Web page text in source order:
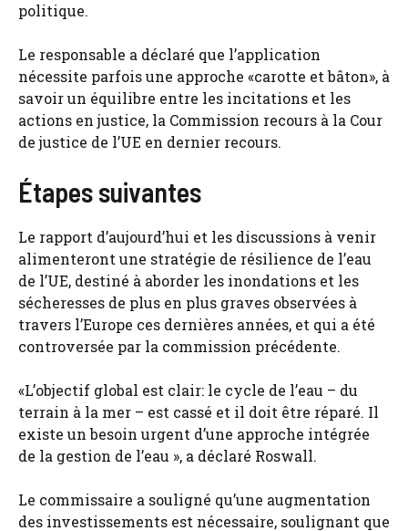
politique.
Le responsable a déclaré que l’application
nécessite parfois une approche «carotte et bâton», à
savoir un équilibre entre les incitations et les
actions en justice, la Commission recours à la Cour
de justice de l’UE en dernier recours.
Étapes suivantes
Le rapport d’aujourd’hui et les discussions à venir
alimenteront une stratégie de résilience de l’eau
de l’UE, destiné à aborder les inondations et les
sécheresses de plus en plus graves observées à
travers l’Europe ces dernières années, et qui a été
controversée par la commission précédente.
«L’objectif global est clair: le cycle de l’eau – du
terrain à la mer – est cassé et il doit être réparé. Il
existe un besoin urgent d’une approche intégrée
de la gestion de l’eau », a déclaré Roswall.
Le commissaire a souligné qu’une augmentation
des investissements est nécessaire, soulignant que